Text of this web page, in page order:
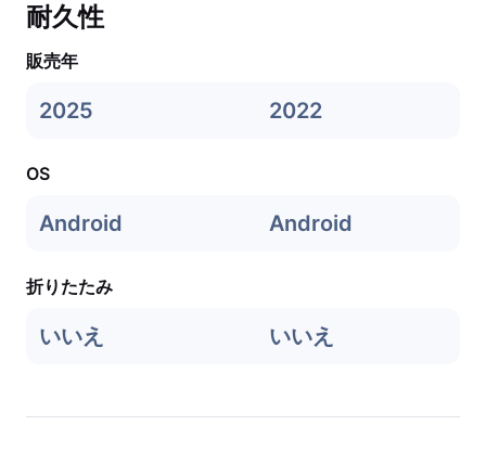
耐久性
販売年
2025 2022
OS
Android Android
折りたたみ
いいえ いいえ